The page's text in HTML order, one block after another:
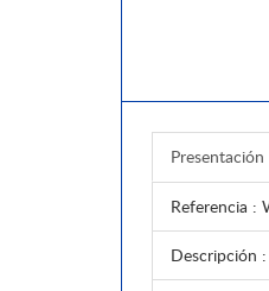
Presentación
Referencia :
Descripción